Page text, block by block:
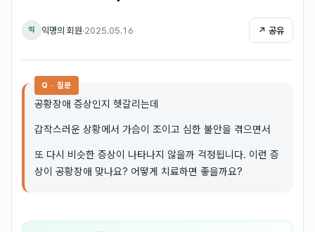
익 익명의 회원·2025.05.16 ↗ 공유
Q · 질문
공황장애 증상인지 헷갈리는데
갑작스러운 상황에서 가슴이 조이고 심한 불안을 겪으면서
또 다시 비슷한 증상이 나타나지 않을까 걱정됩니다. 이런 증
상이 공황장애 맞나요? 어떻게 치료하면 좋을까요?